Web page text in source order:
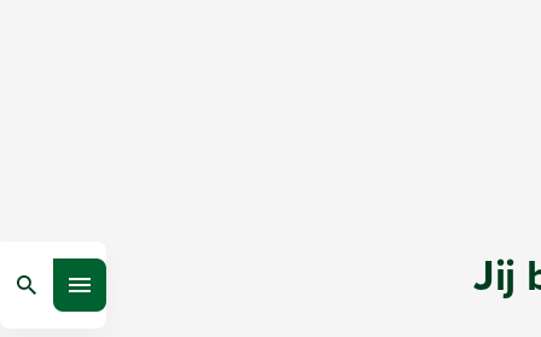
ZoekenOpen menu Jij